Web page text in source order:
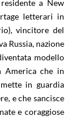
a New
letterari in
vincitore del
Russia, nazione
modello
America che in
in guardia
e che sancisce
e coraggiose